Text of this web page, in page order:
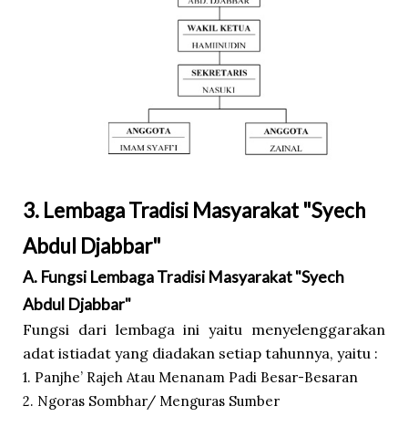
3. Lembaga Tradisi Masyarakat "Syech
Abdul Djabbar"
A. Fungsi Lembaga Tradisi Masyarakat "Syech
Abdul Djabbar"
Fungsi dari lembaga ini yaitu menyelenggarakan
adat istiadat yang diadakan setiap tahunnya, yaitu :
1. Panjhe’ Rajeh Atau Menanam Padi Besar-Besaran
2. Ngoras Sombhar/ Menguras Sumber